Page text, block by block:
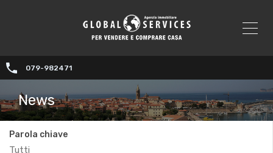
079-982471
News
Parola chiave